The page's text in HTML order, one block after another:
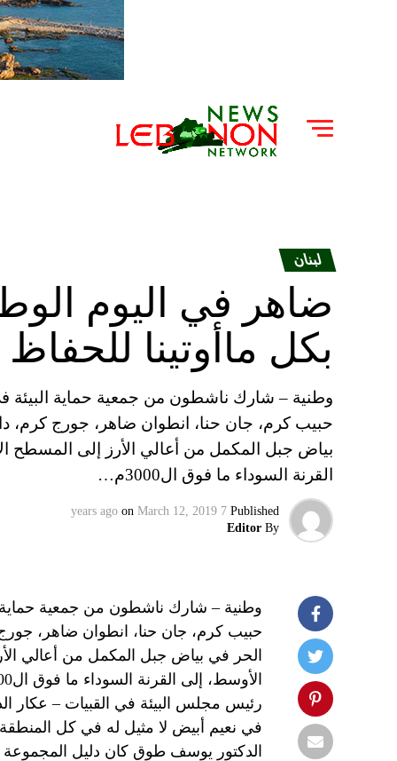
لبنان
ضاهر في اليوم
بكل ماأوتينا
وطنية – شارك ناشطون من جمعية حماية
حبيب كرم، جان حنا، انطوان ضاهر، جورج كرم،
بياض جبل المكمل من أعالي الأرز إلى المسطح
القرنة السوداء ما فوق ال3000م…
Published
7 years ago
on March 12, 2019
By
Editor
وطنية – شارك ناشطون من جمعية
حبيب كرم، جان حنا، انطوان ضاهر،
الحر في بياض جبل المكمل من أعالي
في نعيم أبيض لا مثيل له في كل
الدكتور يوسف طوق كان دليل المجموعة